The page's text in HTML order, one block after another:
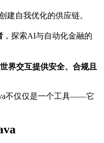
建自我优化的供应链。
，探索AI与自动化金融的
界交互提供安全、合规且
不仅仅是一个工具——它